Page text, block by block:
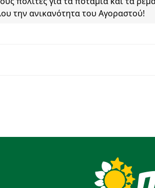
την ανικανότητα του Αγοραστού!